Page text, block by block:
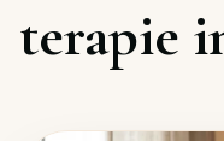
terapie